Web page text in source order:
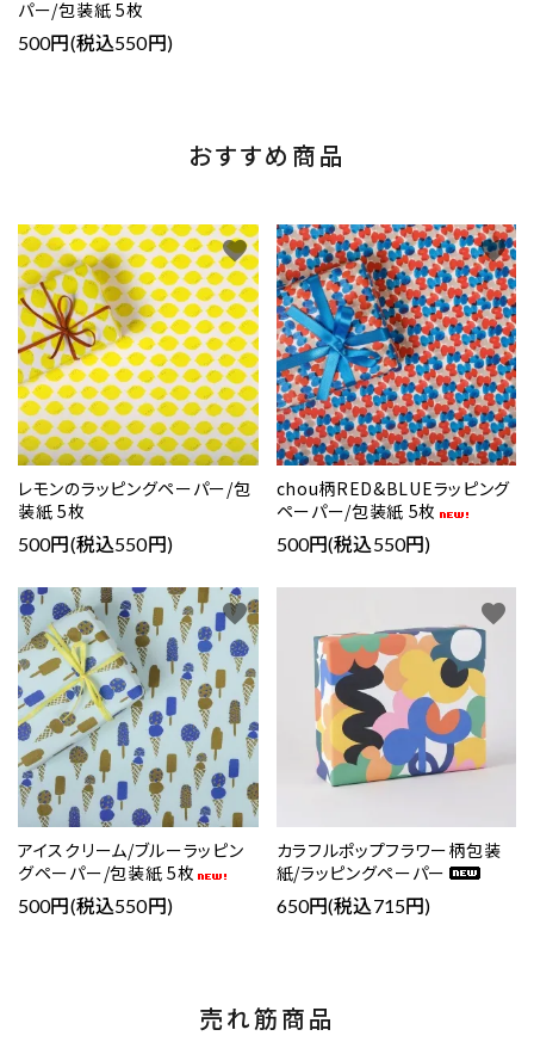
パー/包装紙 5枚
500円(税込550円)
おすすめ商品
レモンのラッピングペーパー/包
装紙 5枚
500円(税込550円)
favorite
chou柄RED&BLUEラッピング
ペーパー/包装紙 5枚
500円(税込550円)
favorite
アイスクリーム/ブルーラッピン
グペーパー/包装紙 5枚
500円(税込550円)
favorite
カラフルポップフラワー柄包装
紙/ラッピングペーパー
650円(税込715円)
favorite
売れ筋商品